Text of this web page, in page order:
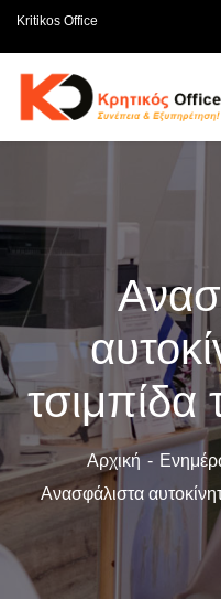
Kritikos Office
τσιμπίδα
Αρχική
Ανασφάλιστα